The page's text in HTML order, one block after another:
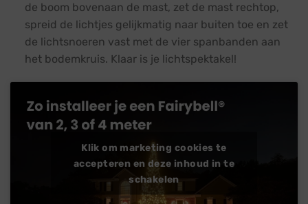
de boom bovenaan de mast, zet de mast rechtop,
spreid de lichtjes gelijkmatig naar buiten toe en zet
de lichtsnoeren vast met de vier spanbanden aan
het bodemkruis. Klaar is je lichtspektakel!
Klik om marketing cookies te
accepteren en deze inhoud in te
schakelen